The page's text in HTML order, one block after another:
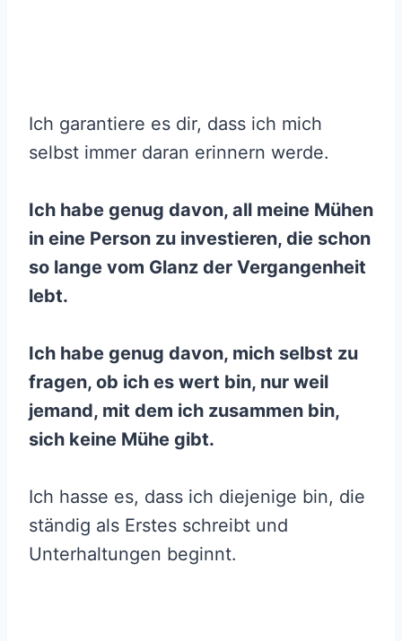
Ich garantiere es dir, dass ich mich
selbst immer daran erinnern werde.
Ich habe genug davon, all meine Mühen
in eine Person zu investieren, die schon
so lange vom Glanz der Vergangenheit
lebt.
Ich habe genug davon, mich selbst zu
fragen, ob ich es wert bin, nur weil
jemand, mit dem ich zusammen bin,
sich keine Mühe gibt.
Ich hasse es, dass ich diejenige bin, die
ständig als Erstes schreibt und
Unterhaltungen beginnt.